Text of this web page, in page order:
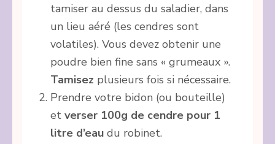
tamiser au dessus du saladier, dans
un lieu aéré (les cendres sont
volatiles). Vous devez obtenir une
poudre bien fine sans « grumeaux ».
Tamisez plusieurs fois si nécessaire.
Prendre votre bidon (ou bouteille)
et verser 100g de cendre pour 1
litre d’eau du robinet.